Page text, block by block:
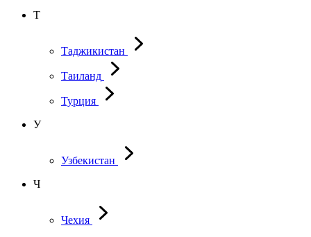
Т
Таджикистан
Таиланд
Турция
У
Узбекистан
Ч
Чехия